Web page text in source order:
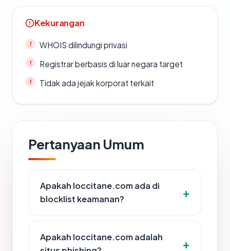
Kekurangan
WHOIS dilindungi privasi
Registrar berbasis di luar negara target
Tidak ada jejak korporat terkait
Pertanyaan Umum
Apakah loccitane.com ada di
blocklist keamanan?
Apakah loccitane.com adalah